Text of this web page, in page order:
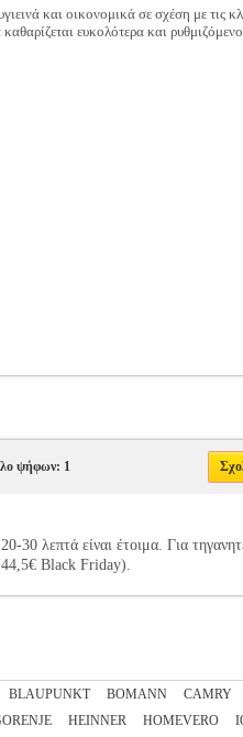
και οικονομικά σε σχέση με τις
ευκολότερα και
ψήφων: 1
30 λεπτά είναι έτοιμα. Για
(44,5€ Black Friday).
BLAUPUNKT BOMANN CAMRY
HEINNER HOMEVERO